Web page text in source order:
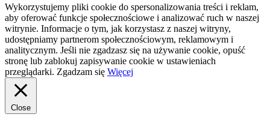
Wykorzystujemy pliki cookie do spersonalizowania treści i reklam,
aby oferować funkcje społecznościowe i analizować ruch w naszej
witrynie. Informacje o tym, jak korzystasz z naszej witryny,
udostępniamy partnerom społecznościowym, reklamowym i
analitycznym. Jeśli nie zgadzasz się na używanie cookie, opuść
stronę lub zablokuj zapisywanie cookie w ustawieniach
przeglądarki. Zgadzam się Więcej
Close